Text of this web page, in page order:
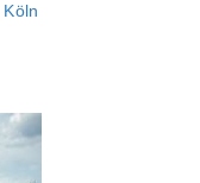
Köln